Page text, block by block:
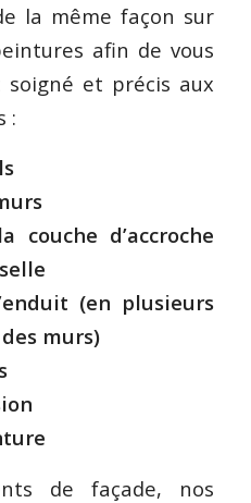
la même façon sur
afin de vous
et précis aux
:
d’accroche
(en plusieurs
murs)
de façade, nos